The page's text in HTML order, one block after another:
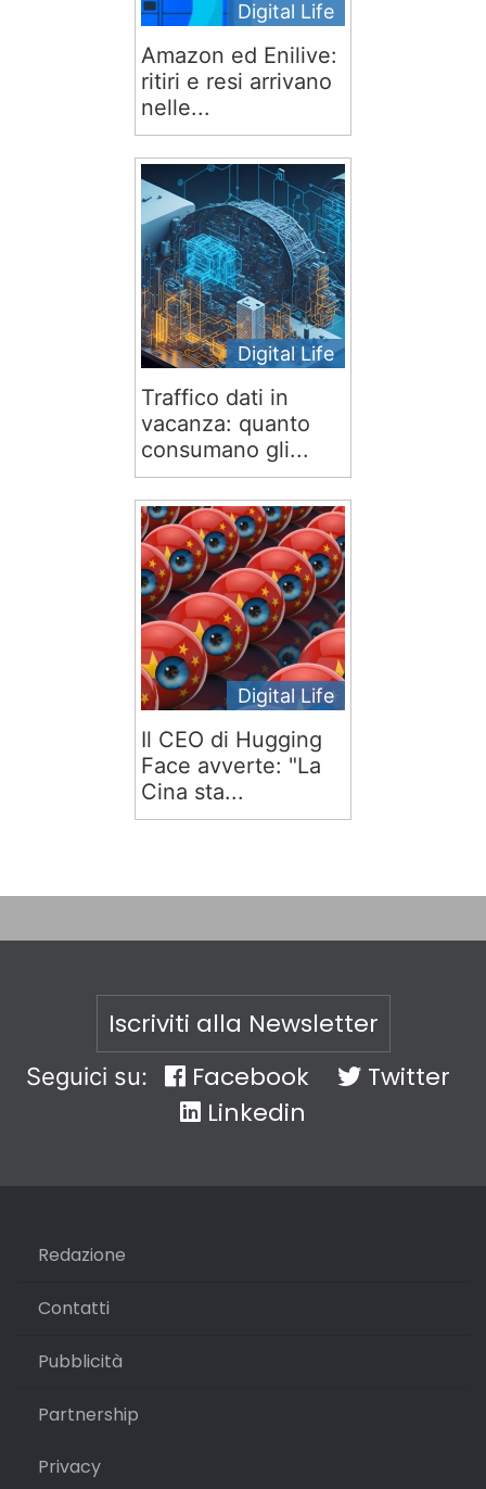
Digital Life
Amazon ed Enilive:
ritiri e resi arrivano
nelle...
Digital Life
Traffico dati in
vacanza: quanto
consumano gli...
Digital Life
Il CEO di Hugging
Face avverte: "La
Cina sta...
Iscriviti alla Newsletter
Seguici su: Facebook
Twitter
Linkedin
Redazione
Contatti
Pubblicità
Partnership
Privacy